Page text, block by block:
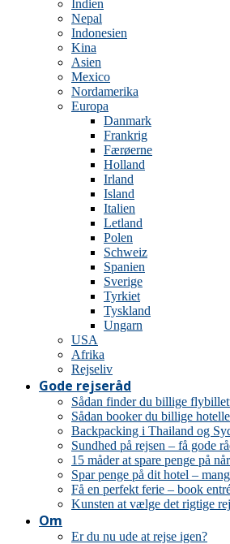
Indien
Nepal
Indonesien
Kina
Asien
Mexico
Nordamerika
Europa
Danmark
Frankrig
Færøerne
Holland
Irland
Island
Italien
Letland
Polen
Schweiz
Spanien
Sverige
Tyrkiet
Tyskland
Ungarn
USA
Afrika
Rejseliv
Gode rejseråd
Sådan finder du billige
Sådan booker du billige
Backpacking i Thailand og
Sundhed på rejsen – få gode
15 måder at spare penge på
Spar penge på dit hotel –
Få en perfekt ferie – book
Kunsten at vælge det rigtige
Om
Er du nu ude at rejse igen?